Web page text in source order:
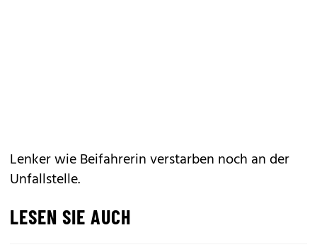
Lenker wie Beifahrerin verstarben noch an der
Unfallstelle.
LESEN SIE AUCH